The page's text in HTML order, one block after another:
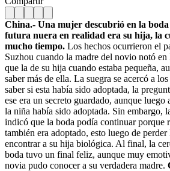
China.- Una mujer descubrió en la boda
futura nuera en realidad era su hija, la
mucho tiempo. Los hechos ocurrieron el
Suzhou cuando la madre del novio notó
que la de su hija cuando estaba pequeña,
saber más de ella. La suegra se acercó a
saber si esta había sido adoptada, la
ese era un secreto guardado, aunque
la niña había sido adoptada. Sin embargo,
indicó que la boda podía continuar porque
también era adoptado, esto luego de perder
encontrar a su hija biológica. Al final, la
boda tuvo un final feliz, aunque muy
novia pudo conocer a su verdadera madre.